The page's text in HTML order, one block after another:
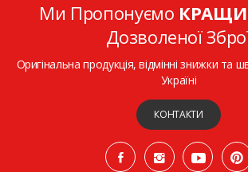
Ми Пропонуємо
Дозволеної
Оригінальна продукція, відмінні знижки та
Україні
КОНТАКТИ